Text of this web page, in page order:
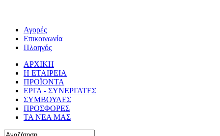
Αγορές
Επικοινωνία
Πλοηγός
ΑΡΧΙΚΗ
Η ΕΤΑΙΡΕΙΑ
ΠΡΟΪΟΝΤΑ
ΕΡΓΑ - ΣΥΝΕΡΓΑΤΕΣ
ΣΥΜΒΟΥΛΕΣ
ΠΡΟΣΦΟΡΕΣ
ΤΑ ΝΕΑ ΜΑΣ